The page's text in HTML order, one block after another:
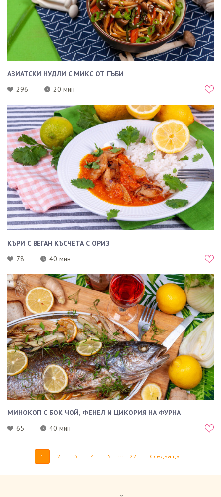
АЗИАТСКИ НУДЛИ С МИКС ОТ ГЪБИ
296
20 мин
КЪРИ С ВЕГАН КЪСЧЕТА С ОРИЗ
78
40 мин
МИНОКОП С БОК ЧОЙ, ФЕНЕЛ И ЦИКОРИЯ НА ФУРНА
65
40 мин
1 2 3 4 5 ... 22 Следваща